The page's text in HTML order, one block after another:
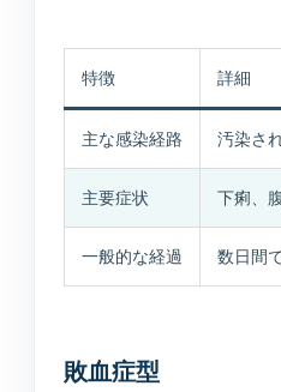
現在の空き状況を見る
入居相談室
入居相談・サービス相談
訪問介護事業所
通所介護事業所いぶき
特徴 詳細
主な感染経路 汚染さ
主要症状 下痢、
一般的な経過 数日間
敗血症型